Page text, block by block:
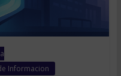
Informacion